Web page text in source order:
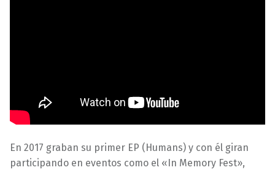
En 2017 graban su primer EP (Humans) y con él giran
participando en eventos como el «In Memory Fest»,